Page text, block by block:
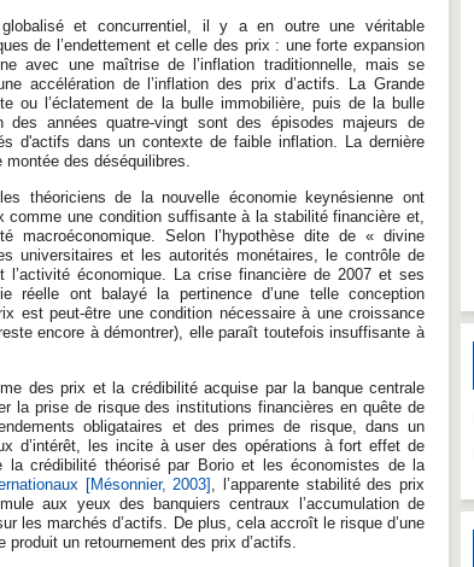
globalisé et concurrentiel, il y a en outre une véritable
de l’endettement et celle des prix : une forte expansion
avec une maîtrise de l’inflation traditionnelle, mais se
accélération de l’inflation des prix d’actifs. La Grande
ou l’éclatement de la bulle immobilière, puis de la bulle
années quatre-vingt sont des épisodes majeurs de
d'actifs dans un contexte de faible inflation. La dernière
montée des déséquilibres.
théoriciens de la nouvelle économie keynésienne ont
comme une condition suffisante à la stabilité financière et,
macroéconomique. Selon l’hypothèse dite de « divine
universitaires et les autorités monétaires, le contrôle de
l’activité économique. La crise financière de 2007 et ses
réelle ont balayé la pertinence d’une telle conception
est peut-être une condition nécessaire à une croissance
encore à démontrer), elle paraît toutefois insuffisante à
des prix et la crédibilité acquise par la banque centrale
la prise de risque des institutions financières en quête de
obligataires et des primes de risque, dans un
d’intérêt, les incite à user des opérations à fort effet de
la crédibilité théorisé par Borio et les économistes de la
[Mésonnier, 2003] , l’apparente stabilité des prix
aux yeux des banquiers centraux l’accumulation de
les marchés d’actifs. De plus, cela accroît le risque d’une
produit un retournement des prix d’actifs.